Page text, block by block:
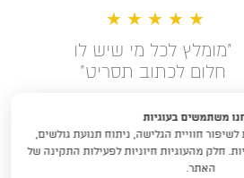
★ ★ ★ ★ ★
"מומלץ לכל מי שיש לו
חלום לכתוב תסריט"
וסטוריטלינג עם
דניאלה דורון
משתמשים בעוגיות
חוויית הגלישה, ניתוח תנועת גולשים,
חלק מהעוגיות חיוניות לפעילות התקינה של
האתר.